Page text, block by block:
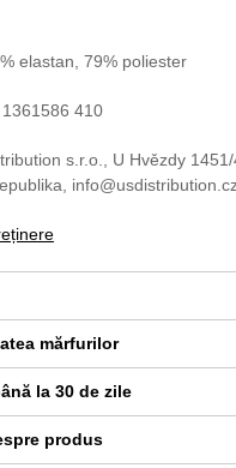
elastan, 79% poliester
410
s.r.o., U Hvězdy 1451/
mărfurilor
la 30 de zile
produs